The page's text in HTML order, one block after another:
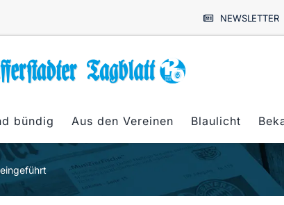
NEWSLETTER
bündig Aus den Vereinen Blaulicht